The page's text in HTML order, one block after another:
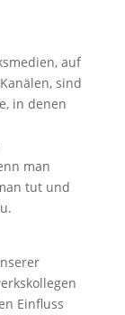
auf
sind
in denen
man
tut und
Einfluss